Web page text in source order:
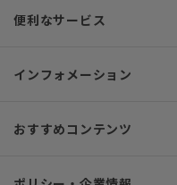
便利なサービス
インフォメーション
おすすめコンテンツ